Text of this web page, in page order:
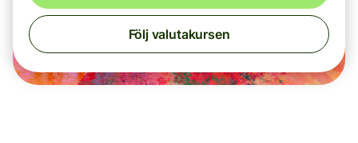
Följ valutakursen